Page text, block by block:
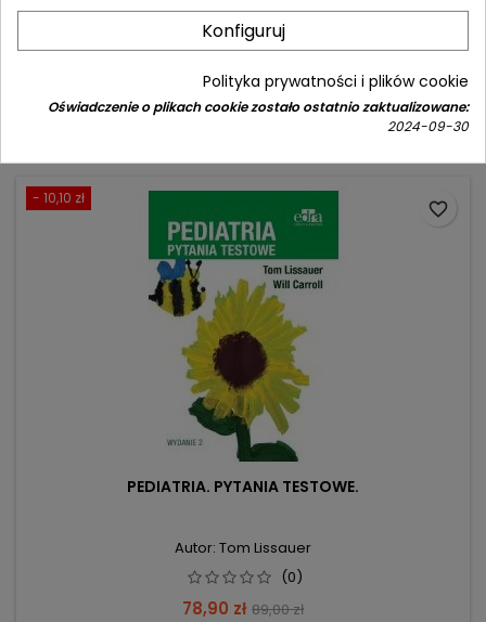
(0)
PAKIET
Cena
237,90 złCena
podstawowa
278,00 zł
- 10,10 zł
PEDIATRIA. PYTANIA TESTOWE.
Autor: Tom Lissauer
(0)
Cena
78,90 zł Cena
89,00 zł
favorite_border
Konfiguruj
Polityka prywatności i plików cookie
Oświadczenie o plikach cookie zostało ostatnio zaktualizowane:
2024-09-30